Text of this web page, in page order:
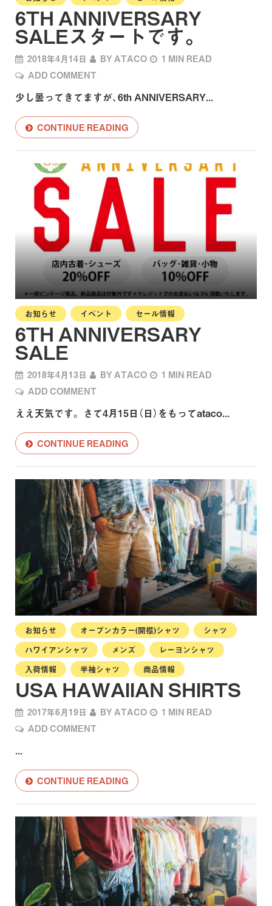
6TH ANNIVERSARY
SALEスタートです。
2018年4月14日 BY ATACO
1 MIN READ
ADD COMMENT
少し曇ってきてますが、6th ANNIVERSARY...
CONTINUE READING
お知らせ イベント セール情報
6TH ANNIVERSARY
SALE
2018年4月13日 BY ATACO
1 MIN READ
ADD COMMENT
ええ天気です。 さて4月15日（日）をもってataco...
CONTINUE READING
お知らせ オープンカラー(開襟)シャツ
シャツ
ハワイアンシャツ
メンズ
レーヨンシャツ
入荷情報
半袖シャツ 商品情報
USA HAWAIIAN SHIRTS
2017年6月19日 BY ATACO
1 MIN READ
ADD COMMENT
...
CONTINUE READING